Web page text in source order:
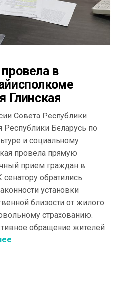
в
Глинская
Совета Республики
Республики Беларусь по
и социальному
провела прямую
прием граждан в
обратились
установки
близости от жилого
страхованию.
обращение жителей